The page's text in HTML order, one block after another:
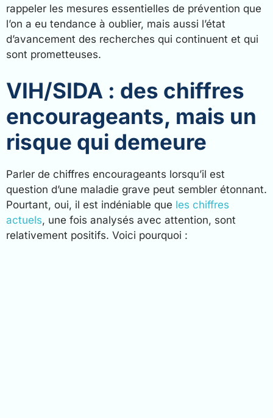
rappeler les mesures essentielles de prévention que
l’on a eu tendance à oublier, mais aussi l’état
d’avancement des recherches qui continuent et qui
sont prometteuses.
VIH/SIDA : des chiffres
encourageants, mais un
risque qui demeure
Parler de chiffres encourageants lorsqu’il est
question d’une maladie grave peut sembler étonnant.
Pourtant, oui, il est indéniable que les chiffres
actuels, une fois analysés avec attention, sont
relativement positifs. Voici pourquoi :